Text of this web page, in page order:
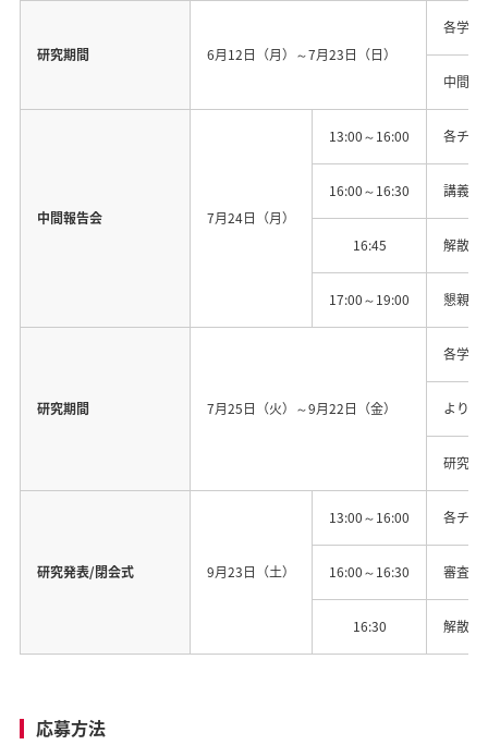
研究期間 6月12日（月）～7月23日（日）
各学校
中間報
中間報告会 7月24日（月）
13:00～16:00 各チー
16:00～16:30 講義（
16:45 解散
17:00～19:00 懇親
研究期間 7月25日（火）～9月22日（金）
各学校
より発
研究内
研究発表/閉会式 9月23日（土）
13:00～16:00 各チー
16:00～16:30 審査発
16:30 解散
応募方法